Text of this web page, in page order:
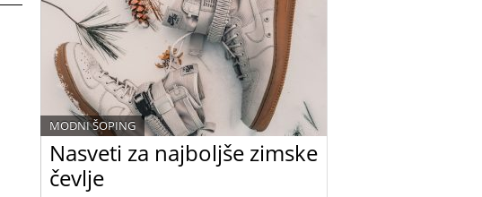
Nasveti za najboljše zimske
čevlje
MODNI ŠOPING